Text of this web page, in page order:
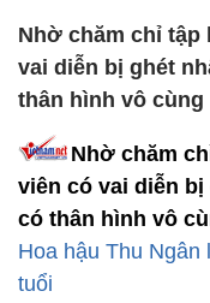
Nhờ chăm chỉ tập
vai diễn bị ghét
thân hình vô cùng
Nhờ chăm
viên có vai diễn
có thân hình vô
Hoa hậu Thu
tuổi